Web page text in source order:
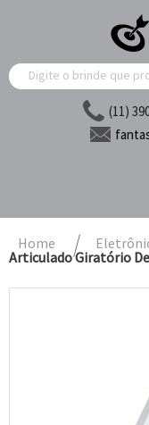
(11)
Home
Articulado Giratório